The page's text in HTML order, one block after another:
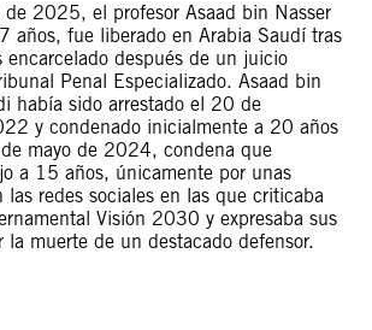
2025, el profesor Asaad bin Nasser
años, fue liberado en Arabia Saudí tras
encarcelado después de un juicio
Penal Especializado. Asaad bin
había sido arrestado el 20 de
y condenado inicialmente a 20 años
mayo de 2024, condena que
a 15 años, únicamente por unas
las redes sociales en las que criticaba
Visión 2030 y expresaba sus
la muerte de un destacado defensor.